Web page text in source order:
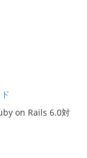
on Rails 6.0対